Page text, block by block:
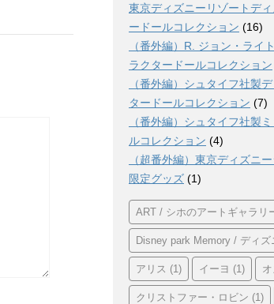
東京ディズニーリゾートデ
ードールコレクション (16)
（番外編）R. ジョン・ラ
ラクタードールコレクション
（番外編）シュタイフ社製
タードールコレクション (7)
（番外編）シュタイフ社製
ルコレクション (4)
（超番外編）東京ディズニ
限定グッズ (1)
ART / シホのアートギャラリ
Disney park Memory / ディズ
アリス (1) イーヨ (1)
クリストファー・ロビン (1)